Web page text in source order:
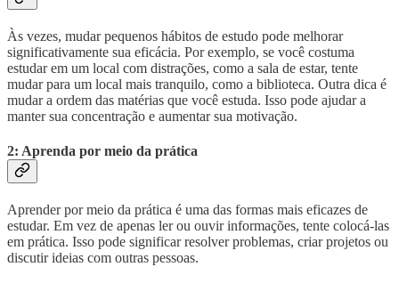
Às vezes, mudar pequenos hábitos de estudo pode melhorar
significativamente sua eficácia. Por exemplo, se você costuma
estudar em um local com distrações, como a sala de estar, tente
mudar para um local mais tranquilo, como a biblioteca. Outra dica é
mudar a ordem das matérias que você estuda. Isso pode ajudar a
manter sua concentração e aumentar sua motivação.
2: Aprenda por meio da prática
Aprender por meio da prática é uma das formas mais eficazes de
estudar. Em vez de apenas ler ou ouvir informações, tente colocá-las
em prática. Isso pode significar resolver problemas, criar projetos ou
discutir ideias com outras pessoas.